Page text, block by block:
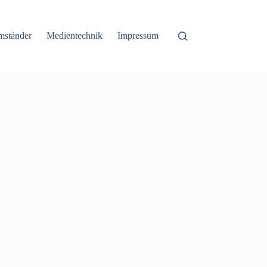
Medientechnik Impressum